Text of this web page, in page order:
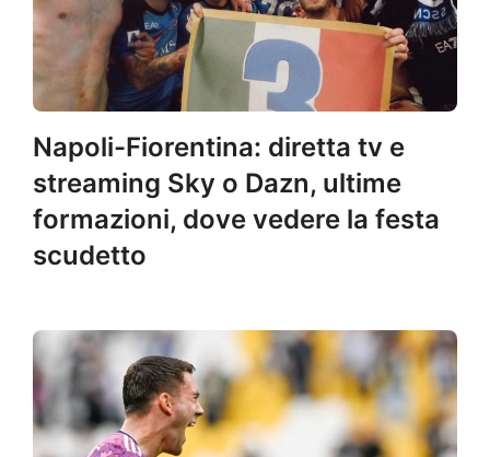
Napoli-Fiorentina: diretta tv e
streaming Sky o Dazn, ultime
formazioni, dove vedere la festa
scudetto